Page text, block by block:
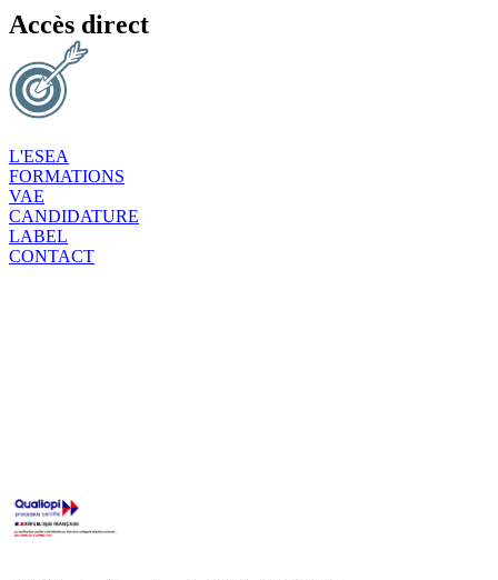
Accès direct
L'ESEA
FORMATIONS
VAE
CANDIDATURE
LABEL
CONTACT